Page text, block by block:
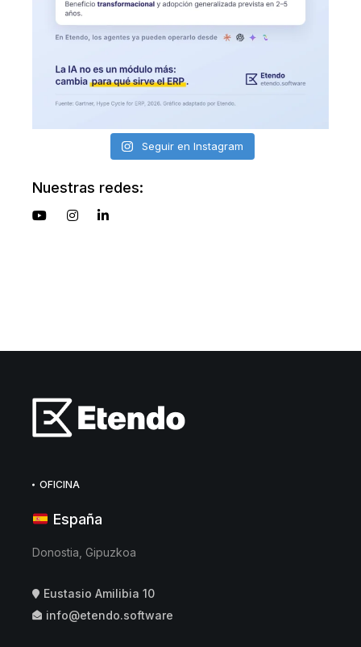
Seguir en Instagram
Nuestras redes:
OFICINA
España
Donostia, Gipuzkoa
Eustasio Amilibia 10
info@etendo.software